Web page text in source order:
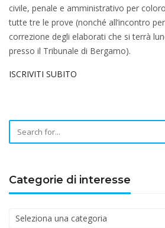
civile, penale e amministrativo per
tutte tre le prove (nonché all’incontro
correzione degli elaborati che si terrà
presso il Tribunale di Bergamo).
ISCRIVITI SUBITO
Categorie di interesse
Categorie